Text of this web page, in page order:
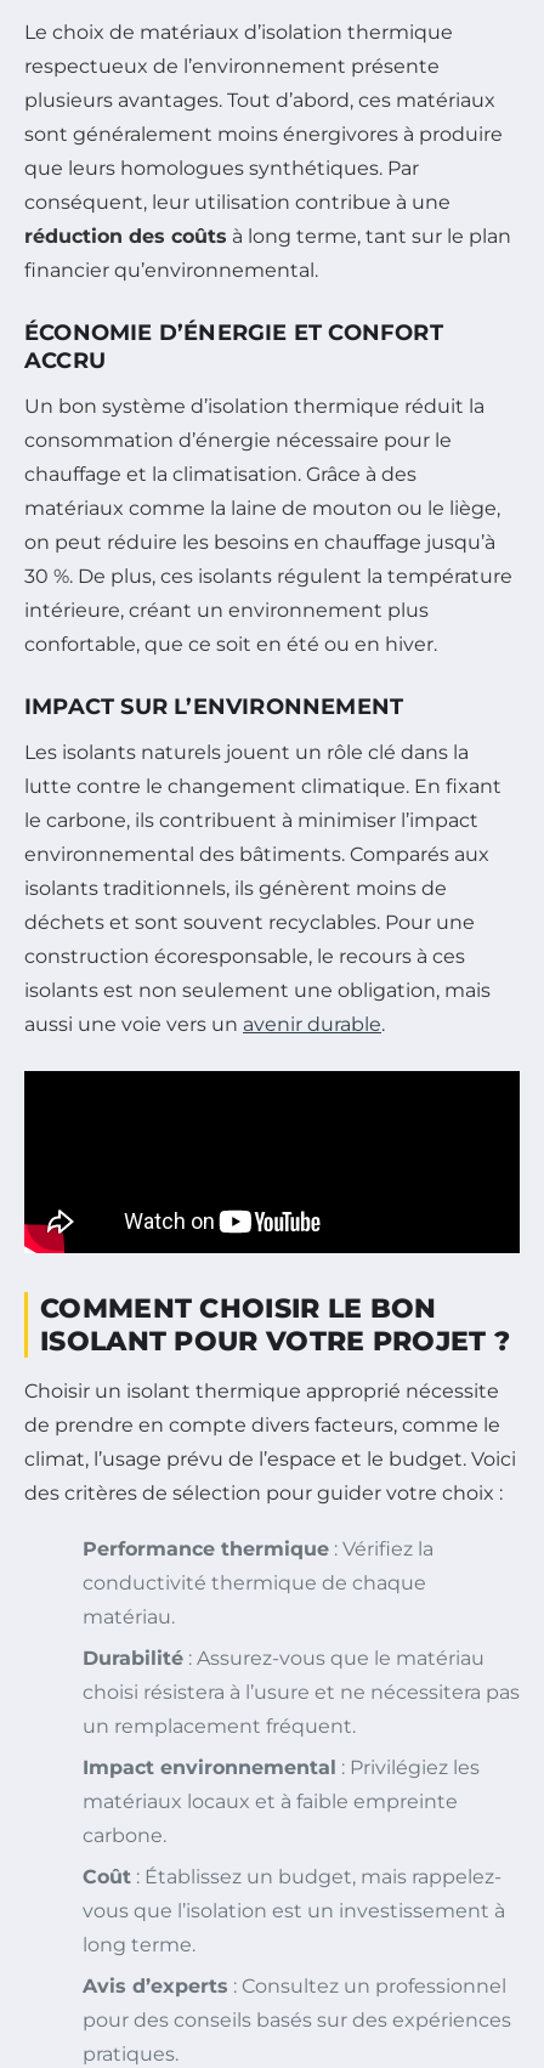
Le choix de matériaux d’isolation thermique
respectueux de l’environnement présente
plusieurs avantages. Tout d’abord, ces matériaux
sont généralement moins énergivores à produire
que leurs homologues synthétiques. Par
conséquent, leur utilisation contribue à une
réduction des coûts à long terme, tant sur le plan
financier qu’environnemental.
ÉCONOMIE D’ÉNERGIE ET CONFORT
ACCRU
Un bon système d’isolation thermique réduit la
consommation d’énergie nécessaire pour le
chauffage et la climatisation. Grâce à des
matériaux comme la laine de mouton ou le liège,
on peut réduire les besoins en chauffage jusqu’à
30 %. De plus, ces isolants régulent la température
intérieure, créant un environnement plus
confortable, que ce soit en été ou en hiver.
IMPACT SUR L’ENVIRONNEMENT
Les isolants naturels jouent un rôle clé dans la
lutte contre le changement climatique. En fixant
le carbone, ils contribuent à minimiser l’impact
environnemental des bâtiments. Comparés aux
isolants traditionnels, ils génèrent moins de
déchets et sont souvent recyclables. Pour une
construction écoresponsable, le recours à ces
isolants est non seulement une obligation, mais
aussi une voie vers un avenir durable.
COMMENT CHOISIR LE BON
ISOLANT POUR VOTRE PROJET ?
Choisir un isolant thermique approprié nécessite
de prendre en compte divers facteurs, comme le
climat, l’usage prévu de l’espace et le budget. Voici
des critères de sélection pour guider votre choix :
Performance thermique : Vérifiez la
conductivité thermique de chaque
matériau.
Durabilité : Assurez-vous que le matériau
choisi résistera à l’usure et ne nécessitera pas
un remplacement fréquent.
Impact environnemental : Privilégiez les
matériaux locaux et à faible empreinte
carbone.
Coût : Établissez un budget, mais rappelez-
vous que l’isolation est un investissement à
long terme.
Avis d’experts : Consultez un professionnel
pour des conseils basés sur des expériences
pratiques.